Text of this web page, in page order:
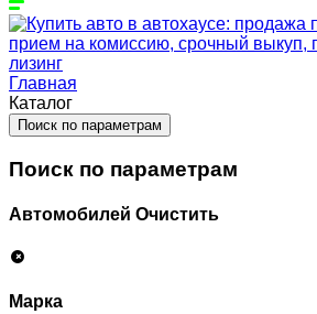
Главная
Каталог
Поиск по параметрам
Поиск по параметрам
Автомобилей Очистить
Марка